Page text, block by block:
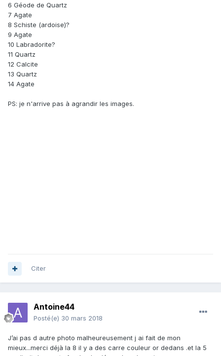
6 Géode de Quartz
7 Agate
8 Schiste (ardoise)?
9 Agate
10 Labradorite?
11 Quartz
12 Calcite
13 Quartz
14 Agate
PS: je n'arrive pas à agrandir les images.
Citer
Antoine44
Posté(e) 30 mars 2018
J’ai pas d autre photo malheureusement j ai fait de mon
mieux...merci déjà la 8 il y a des carre couleur or dedans .et la 5